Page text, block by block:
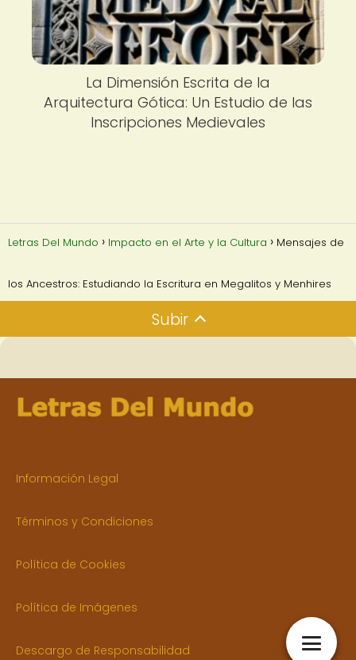
La Dimensión Escrita de la
Arquitectura Gótica: Un Estudio de las
Inscripciones Medievales
Letras Del Mundo Impacto en el Arte y la Cultura Mensajes de
los Ancestros: Estudiando la Escritura en Megalitos y Menhires
Subir
Información Legal
Términos y Condiciones
Política de Cookies
Política de Imágenes
Descargo de Responsabilidad